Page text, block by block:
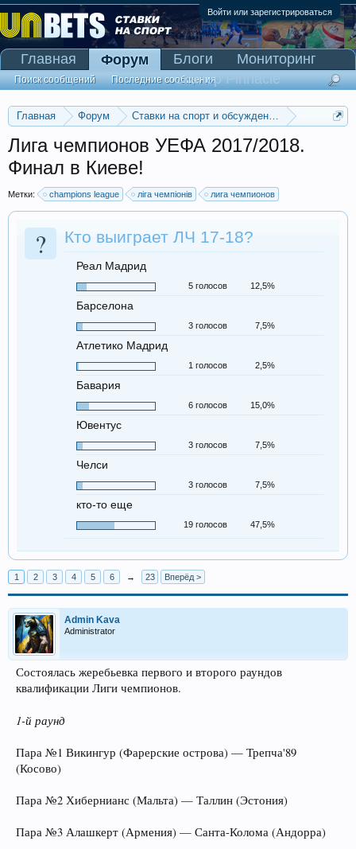
Войти или зарегистрироваться
Главная Форум
Ставки на спорт и обсуждение спортивных
Лига чемпионов УЕФА 2017/2018.
Финал в Киеве!
Метки: champions league ліга чемпіонів лига чемпионов
? Кто выиграет ЛЧ 17-18?
Реал Мадрид
5 голосов 12,5%
Барселона
3 голосов 7,5%
Атлетико Мадрид
1 голосов 2,5%
Бавария
6 голосов 15,0%
Ювентус
3 голосов 7,5%
Челси
3 голосов 7,5%
кто-то еще
19 голосов 47,5%
1 2 3 4 5 6 → 23 Вперёд >
Admin Kava
Administrator
Состоялась жеребьевка первого и второго раундов
квалификации Лиги чемпионов.
1-й раунд
Пара №1 Викингур (Фарерские острова) — Трепча'89
(Косово)
Пара №2 Хибернианс (Мальта) — Таллин (Эстония)
Пара №3 Алашкерт (Армения) — Санта-Колома (Андорра)
Главная Форум
Поиск сообщений Последние сообщения
Блоги
Мониторинг
Сканер Pinnacle